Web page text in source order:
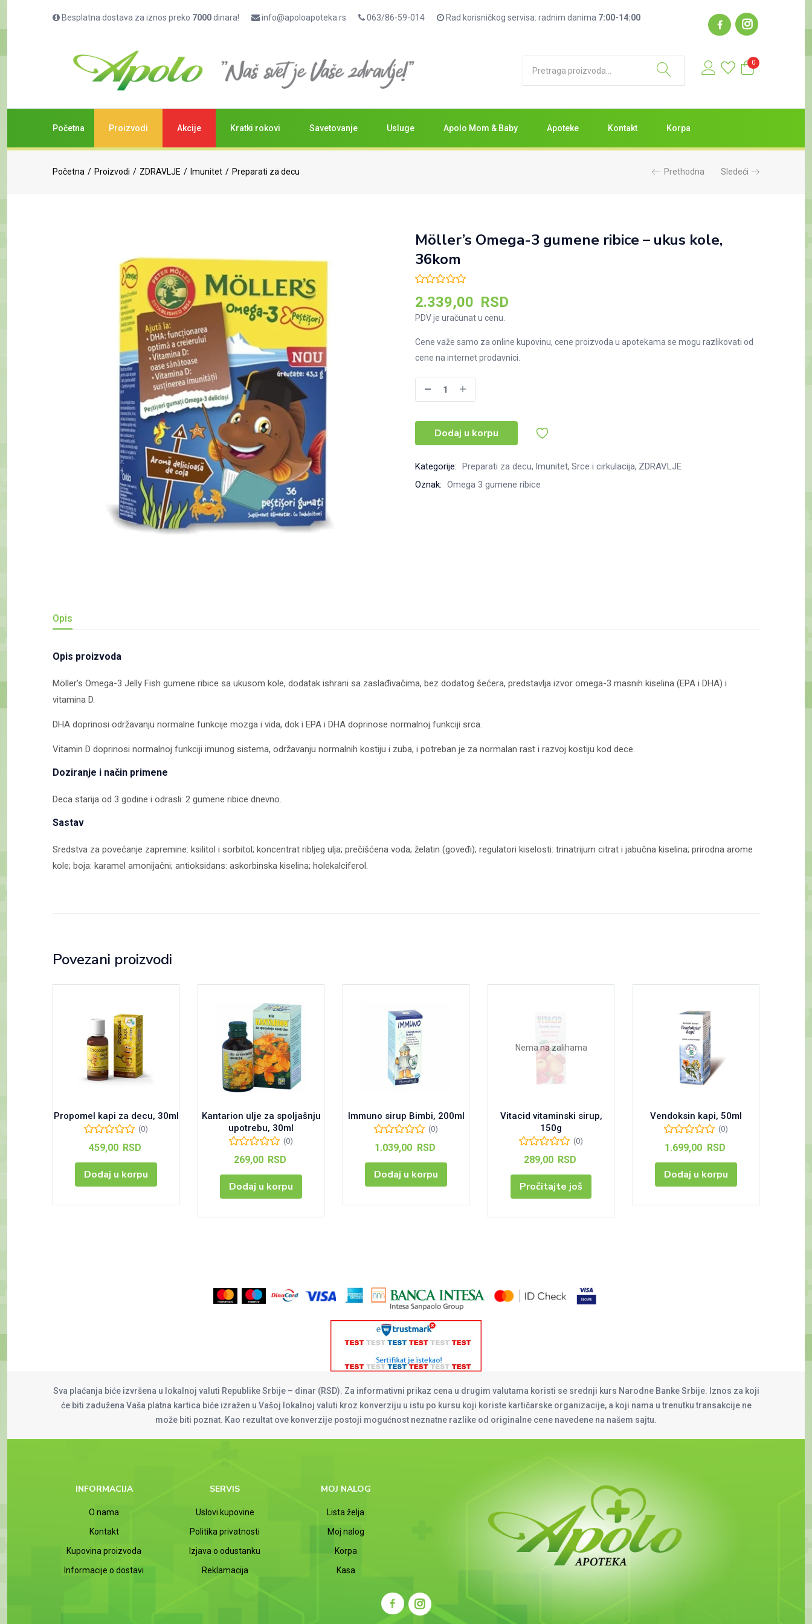
Besplatna dostava za iznos preko 7000dinara! info@apoloapoteka.rs 063/86-59-014 Rad korisničkog servisa: radnim danima 7:00-14:00
0
Početna Proizvodi Akcije Kratki rokovi Savetovanje Usluge Apolo Mom & Baby Apoteke Kontakt Korpa
Početna Proizvodi ZDRAVLJE Imunitet Preparati za decu Prethodna Sledeći
Möller’s Omega-3 gumene ribice – ukus kole,
36kom
2.339,00 RSD
PDV je uračunat u cenu.
Cene važe samo za online kupovinu, cene proizvoda u apotekama se mogu razlikovati od
cene na internet prodavnici.
Omega-
gumene
ribice
-
ukus
Dodaj u korpu
Kategorije: Preparati za decu Imunitet Srce i cirkulacija ZDRAVLJE
Oznak: Omega 3 gumene ribice
Opis
Opis proizvoda
Möller’s Omega-3 Jelly Fish gumene ribice sa ukusom kole, dodatak ishrani sa zaslađivačima, bez dodatog šećera, predstavlja izvor omega-3 masnih kiselina (EPA i DHA) i
vitamina D.
DHA doprinosi održavanju normalne funkcije mozga i vida, dok i EPA i DHA doprinose normalnoj funkciji srca.
Vitamin D doprinosi normalnoj funkciji imunog sistema, održavanju normalnih kostiju i zuba, i potreban je za normalan rast i razvoj kostiju kod dece.
Doziranje i način primene
Deca starija od 3 godine i odrasli: 2 gumene ribice dnevno.
Sastav
Sredstva za povećanje zapremine: ksilitol i sorbitol; koncentrat ribljeg ulja; prečišćena voda; želatin (goveđi); regulatori kiselosti: trinatrijum citrat i jabučna kiselina; prirodna arome
kole; boja: karamel amonijačni; antioksidans: askorbinska kiselina; holekalciferol.
Povezani proizvodi
Propomel kapi za decu, 30ml
(0)
459,00 RSD
Dodaj u korpu
Kantarion ulje za spoljašnju
upotrebu, 30ml
(0)
269,00 RSD
Dodaj u korpu
Immuno sirup Bimbi, 200ml
(0)
1.039,00 RSD
Dodaj u korpu
Nema na zalihama
Vitacid vitaminski sirup,
150g
(0)
289,00 RSD
Pročitajte još
Vendoksin kapi, 50ml
(0)
1.699,00 RSD
Dodaj u korpu
Sva plaćanja biće izvršena u lokalnoj valuti Republike Srbije – dinar (RSD). Za informativni prikaz cena u drugim valutama koristi se srednji kurs Narodne Banke Srbije. Iznos za koji
će biti zadužena Vaša platna kartica biće izražen u Vašoj lokalnoj valuti kroz konverziju u istu po kursu koji koriste kartičarske organizacije, a koji nama u trenutku transakcije ne
može biti poznat. Kao rezultat ove konverzije postoji mogućnost neznatne razlike od originalne cene navedene na našem sajtu.
INFORMACIJA
O nama
Kontakt
Kupovina proizvoda
Informacije o dostavi
SERVIS
Uslovi kupovine
Politika privatnosti
Izjava o odustanku
Reklamacija
MOJ NALOG
Lista želja
Moj nalog
Korpa
Kasa